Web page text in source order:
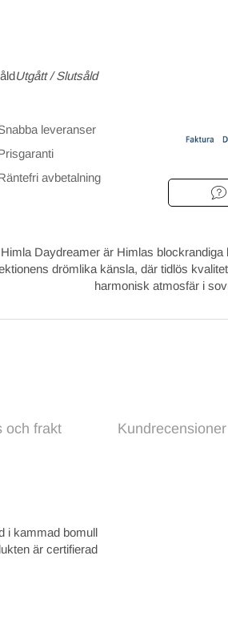
Utgått / Slutsåld
leveranser
avbetalning
Himla Daydreamer är Himlas blockrandiga
drömlika känsla, där tidlös
harmonisk atmosfär i
i kammad bomull
är certifierad
och frakt Kundrecensioner